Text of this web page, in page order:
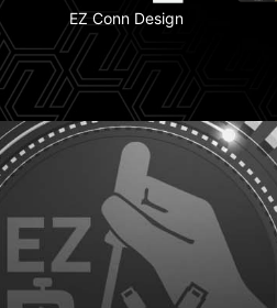
EZ Conn Design